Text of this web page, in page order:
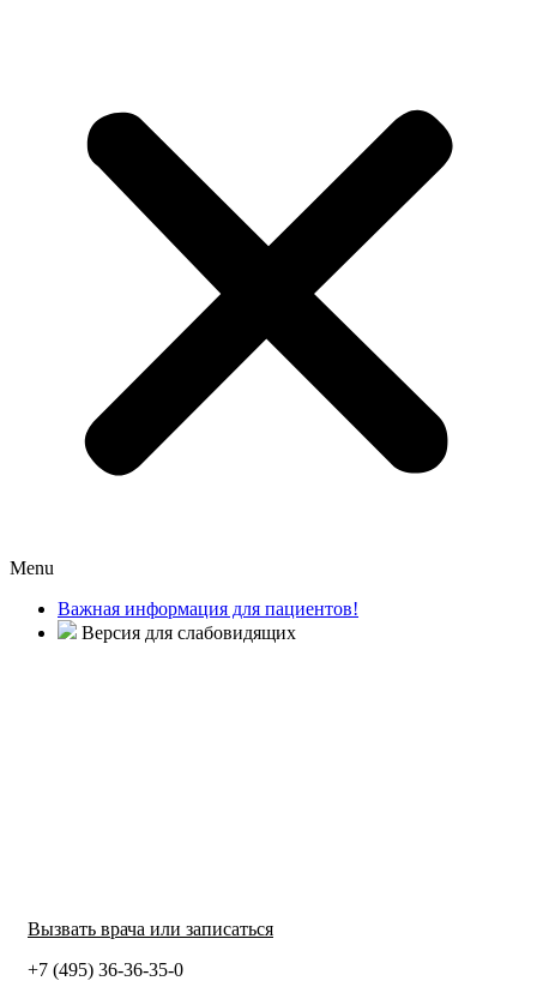
Menu
Важная информация для пациентов!
Версия для слабовидящих
Вызвать врача или записаться
+7 (495) 36-36-35-0